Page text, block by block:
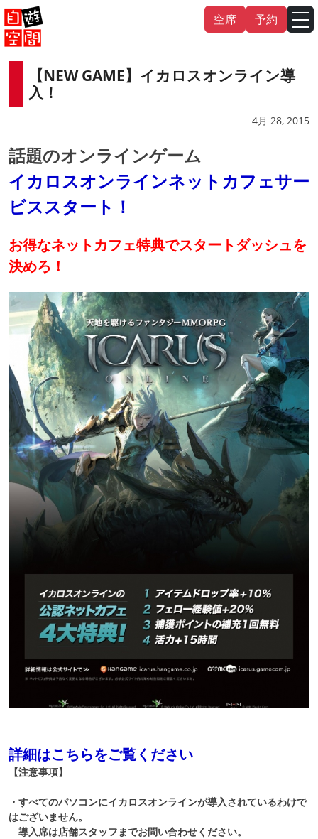
Skip
to
content
空席 予約
【NEW GAME】イカロスオンライン導
入！
4月 28, 2015
話題のオンラインゲーム
イカロスオンラインネットカフェサー
ビススタート！
お得なネットカフェ特典でスタートダッシュを
決めろ！
詳細はこちらをご覧ください
【注意事項】
・すべてのパソコンにイカロスオンラインが導入されているわけで
はございません。
導入席は店舗スタッフまでお問い合わせください。
English 中文（繁 體 ） 中文（简 体
）
日本語